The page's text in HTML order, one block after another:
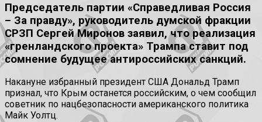
Председатель партии «Справедливая Россия
– За правду», руководитель думской фракции
СРЗП Сергей Миронов заявил, что реализация
«гренландского проекта» Трампа ставит под
сомнение будущее антироссийских санкций.
Накануне избранный президент США Дональд Трамп
признал, что Крым останется российским, о чем сообщил
советник по нацбезопасности американского политика
Майк Уолтц.